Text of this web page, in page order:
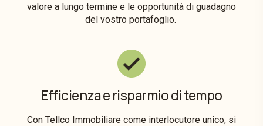
valore a lungo termine e le opportunità di guadagno
del vostro portafoglio.
Efficienza e risparmio di tempo
Con Tellco Immobiliare come interlocutore unico, si